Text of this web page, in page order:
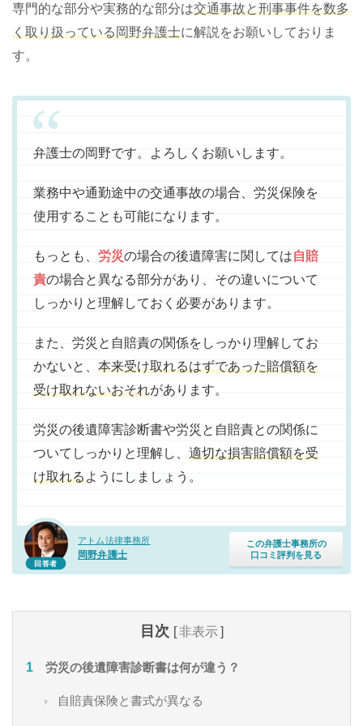
専門的な部分や実務的な部分は交通事故と刑事事件を数多
く取り扱っている岡野弁護士に解説をお願いしておりま
す。
回答者
アトム法律事務所
岡野弁護士
この弁護士事務所の
口コミ評判を見る
弁護士の岡野です。よろしくお願いします。
業務中や通勤途中の交通事故の場合、労災保険を
使用することも可能になります。
もっとも、 労災の場合の後遺障害に関しては自賠
責の場合と異なる部分があり、その違いについて
しっかりと理解しておく必要があります。
また、労災と自賠責の関係をしっかり理解してお
かないと、 本来受け取れるはずであった賠償額を
受け取れないおそれがあります。
労災の後遺障害診断書や労災と自賠責との関係に
ついてしっかりと理解し、 適切な損害賠償額を受
け取れるようにしましょう。
目次 [非表示]
労災の後遺障害診断書は何が違う？
自賠責保険と書式が異なる